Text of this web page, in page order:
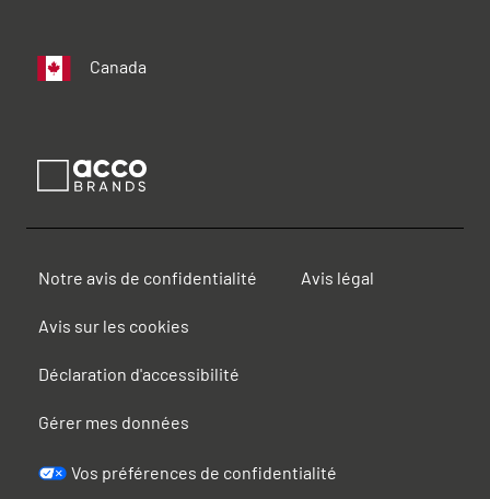
Canada
Notre avis de confidentialité Avis légal
Avis sur les cookies
Déclaration d'accessibilité
Gérer mes données
Vos préférences de confidentialité